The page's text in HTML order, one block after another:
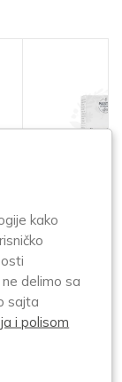
C
tableta
kako
delimo sa
sajta
i polisom